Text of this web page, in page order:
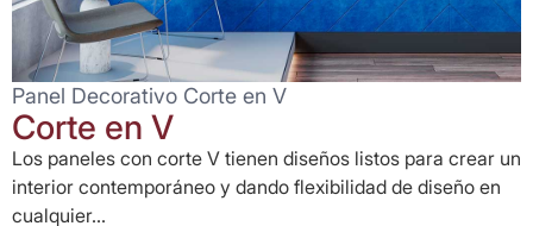
Panel Decorativo Corte en V
Corte en V
Los paneles con corte V tienen diseños listos para crear un
interior contemporáneo y dando flexibilidad de diseño en
cualquier...